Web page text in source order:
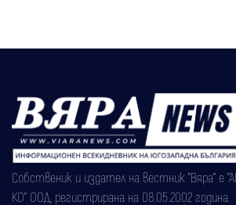
Собственик и издател на вестник "Вяра" е
КО" ООД, регистрирана на 08.05.2002 година.